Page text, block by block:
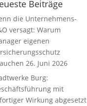
Beiträge
die Unternehmens-
versagt: Warum
eigenen
26. Juni 2026
Burg:
mit
Wirkung abgesetzt